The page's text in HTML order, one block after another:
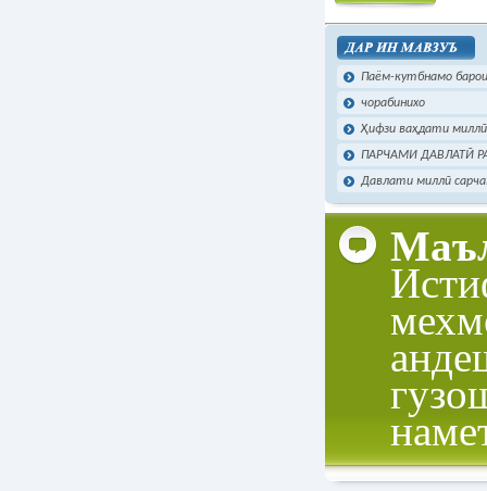
Чоп намудан
Паём-кутбнамо
чорабинихо
Ҳифзи ваҳдати
ПАРЧАМИ ДАВЛАТӢ
Давлати миллӣ